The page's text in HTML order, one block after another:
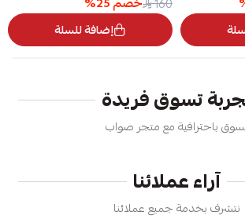
إضافة للسلة
تسوق فريدة
باحترافية مع متجر صواب
آراء عملائنا
نتشرف بخدمة جميع عملائنا